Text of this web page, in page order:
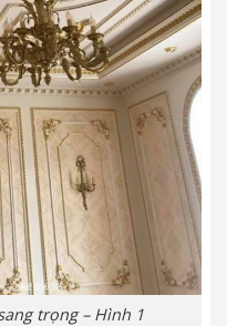
trọng – Hình 1